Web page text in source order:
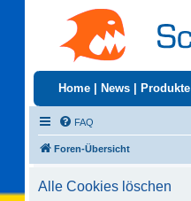
Home News Produkte
FAQ
Foren-Übersicht
Alle Cookies löschen